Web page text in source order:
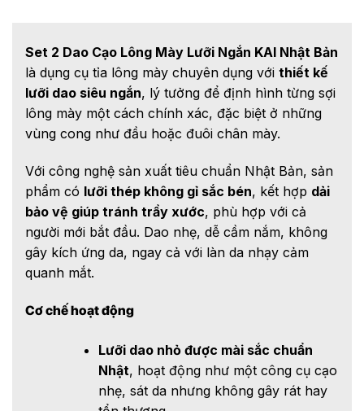
Set 2 Dao Cạo Lông Mày Lưỡi Ngắn KAI Nhật Bản
là dụng cụ tỉa lông mày chuyên dụng với thiết kế
lưỡi dao siêu ngắn, lý tưởng để định hình từng sợi
lông mày một cách chính xác, đặc biệt ở những
vùng cong như đầu hoặc đuôi chân mày.
Với công nghệ sản xuất tiêu chuẩn Nhật Bản, sản
phẩm có lưỡi thép không gỉ sắc bén, kết hợp dải
bảo vệ giúp tránh trầy xước, phù hợp với cả
người mới bắt đầu. Dao nhẹ, dễ cầm nắm, không
gây kích ứng da, ngay cả với làn da nhạy cảm
quanh mắt.
Cơ chế hoạt động
Lưỡi dao nhỏ được mài sắc chuẩn
Nhật, hoạt động như một công cụ cạo
nhẹ, sát da nhưng không gây rát hay